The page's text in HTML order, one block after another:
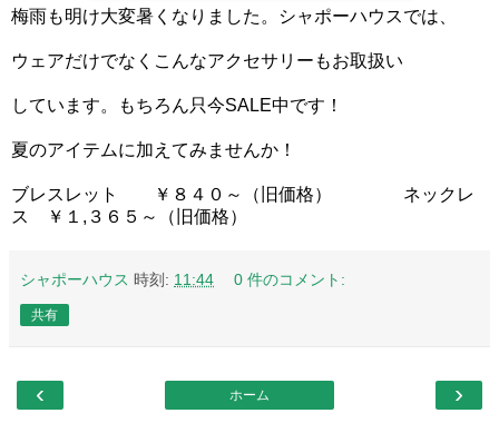
梅雨も明け大変暑くなりました。シャポーハウスでは、
ウェアだけでなくこんなアクセサリーもお取扱い
しています。もちろん只今SALE中です！
夏のアイテムに加えてみませんか！
ブレスレット ￥８４０～（旧価格） ネックレ
ス ￥１,３６５～（旧価格）
シャポーハウス 時刻: 11:44 0 件のコメント:
共有
‹ ›
ホーム